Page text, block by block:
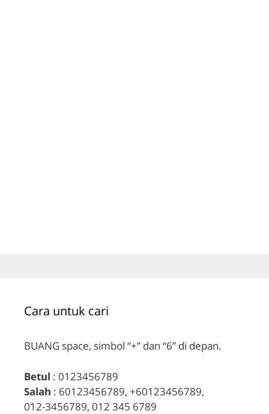
Cara untuk cari
BUANG space, simbol “+” dan “6” di depan.
Betul : 0123456789
Salah : 60123456789, +60123456789,
012-3456789, 012 345 6789